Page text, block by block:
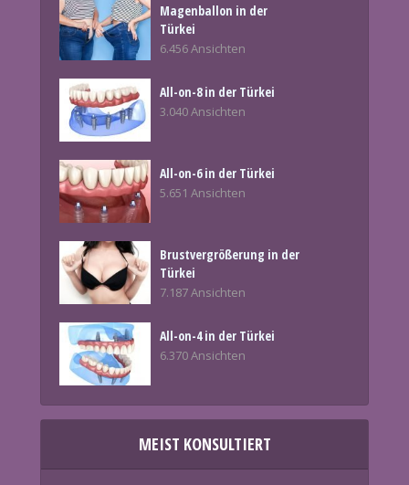
Magenballon in der
Türkei
6.456 Ansichten
All-on-8 in der Türkei
3.040 Ansichten
All-on-6 in der Türkei
5.651 Ansichten
Brustvergrößerung in der
Türkei
7.187 Ansichten
All-on-4 in der Türkei
6.370 Ansichten
MEIST KONSULTIERT